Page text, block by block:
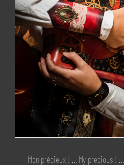
Mon précieux ! … My precious ! …